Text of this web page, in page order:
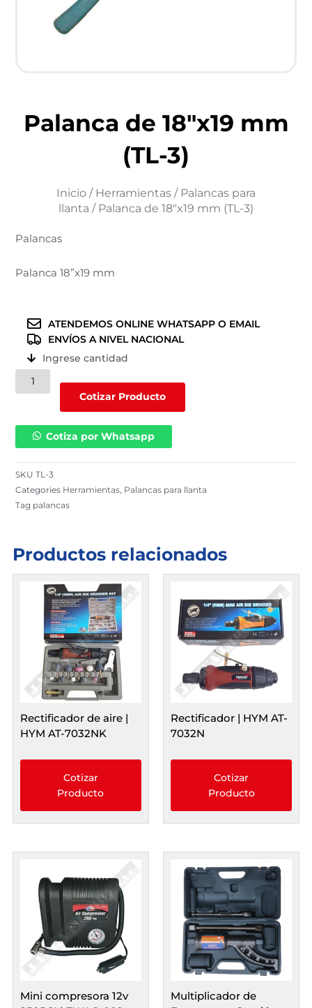
Palanca de 18″x19 mm
(TL-3)
Inicio / Herramientas / Palancas para
llanta / Palanca de 18″x19 mm (TL-3)
Palancas
Palanca 18”x19 mm
ATENDEMOS ONLINE WHATSAPP O EMAIL
ENVÍOS A NIVEL NACIONAL
Ingrese cantidad
Palanca
de
(TL-
Cotizar Producto
Cotiza por Whatsapp
SKUTL-3
Categories Herramientas Palancas para llanta
Tag palancas
Productos relacionados
Rectificador de aire |
HYM AT-7032NK
Cotizar
Producto
Rectificador | HYM AT-
7032N
Cotizar
Producto
Mini compresora 12v
Multiplicador de